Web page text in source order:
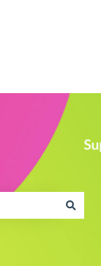
de recherche est